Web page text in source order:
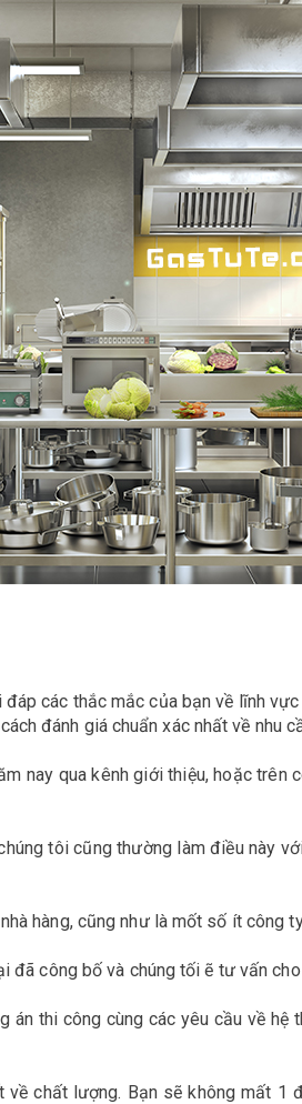
các thắc mắc của bạn về lĩnh vực
đánh giá chuẩn xác nhất về nhu
nay qua kênh giới thiệu, hoặc
tôi cũng thường làm điều này
hàng, cũng như là mốt số ít công
công bố và chúng tối ẽ tư vấn
thi công cùng các yêu cầu về
chất lượng. Bạn sẽ không mất